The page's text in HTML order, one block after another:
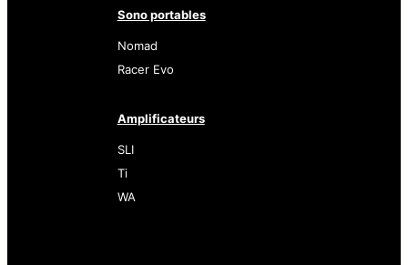
Sono portables
Nomad
Racer Evo
Amplificateurs
SLI
Ti
WA